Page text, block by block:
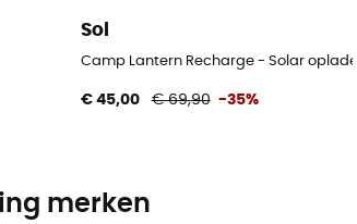
Sol
Camp Lantern Recharge - Solar oplader
€ 45,00 € 69,90 -35%
merken